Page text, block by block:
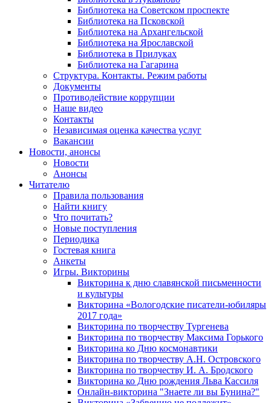
Библиотека на Советском проспекте
Библиотека на Псковской
Библиотека на Архангельской
Библиотека на Ярославской
Библиотека в Прилуках
Библиотека на Гагарина
Структура. Контакты. Режим работы
Документы
Противодействие коррупции
Наше видео
Контакты
Независимая оценка качества услуг
Вакансии
Новости, анонсы
Новости
Анонсы
Читателю
Правила пользования
Найти книгу
Что почитать?
Новые поступления
Периодика
Гостевая книга
Анкеты
Игры. Викторины
Викторина к дню славянской письменности
и культуры
Викторина «Вологодские писатели-юбиляры
2017 года»
Викторина по творчеству Тургенева
Викторина по творчеству Максима Горького
Викторина ко Дню космонавтики
Викторина по творчеству А.Н. Островского
Викторина по творчеству И. А. Бродского
Викторина ко Дню рождения Льва Кассиля
Онлайн-викторина "Знаете ли вы Бунина?"